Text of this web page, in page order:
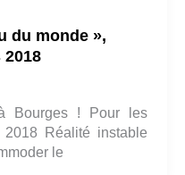
du monde »,
Bourges ! Pour les
2018 Réalité instable
le